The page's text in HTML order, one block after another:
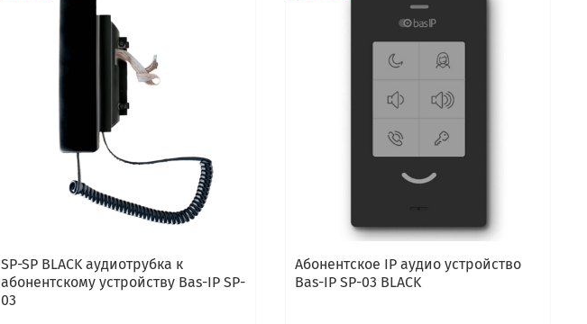
SP-SP BLACK аудиотрубка к
абонентскому устройству Bas-IP SP-
03
Абонентское IP аудио устройство
Bas-IP SP-03 BLACK